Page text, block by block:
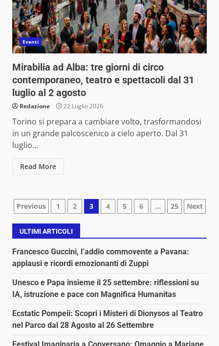
Eventi
Mirabilia ad Alba: tre giorni di circo
contemporaneo, teatro e spettacoli dal 31
luglio al 2 agosto
Redazione 22 Luglio 2026
Torino si prepara a cambiare volto, trasformandosi
in un grande palcoscenico a cielo aperto. Dal 31
luglio...
Read More
Paginazione
degli
articoli
Previous 1 2 3 4 5 6 … 25 Next
ULTIMI ARTICOLI
Francesco Guccini, l’addio commovente a Pavana:
applausi e ricordi emozionanti di Zuppi
Unesco e Papa insieme il 25 settembre: riflessioni su
IA, istruzione e pace con Magnifica Humanitas
Ecstatic Pompeii: Scopri i Misteri di Dionysos al Teatro
nel Parco dal 28 Agosto al 26 Settembre
Festival Imaginaria a Conversano: Omaggio a Marjane